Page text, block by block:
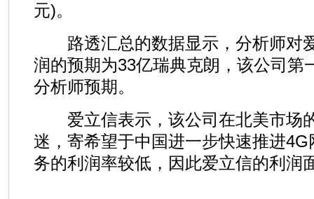
元)。
路透汇总的数据显示，分析师对
润的预期为33亿瑞典克朗，该公司第
分析师预期。
爱立信表示，该公司在北美市场
迷，寄希望于中国进一步快速推进
务的利润率较低，因此爱立信的利润